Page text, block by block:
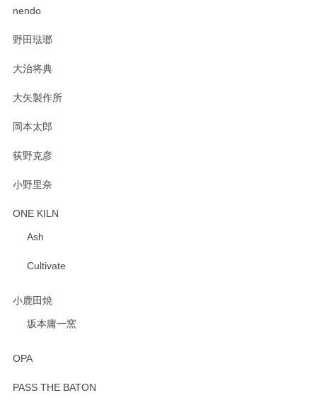
nendo
野田琺瑯
大治将典
大矢製作所
岡本太郎
荻野克彦
小野里奈
ONE KILN
Ash
Cultivate
小鹿田焼
坂本庸一窯
OPA
PASS THE BATON